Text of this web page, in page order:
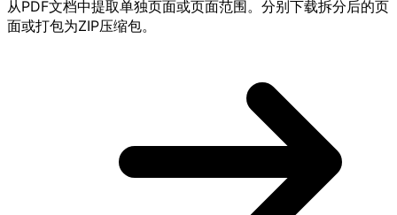
从PDF文档中提取单独页面或页面范围。分别下载拆分后的页
面或打包为ZIP压缩包。